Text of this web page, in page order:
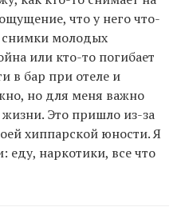
что у него что-
снимки молодых
или кто-то погибает
в бар при отеле и
но для меня важно
Это пришло из-за
хиппарской юности. Я
наркотики, все что